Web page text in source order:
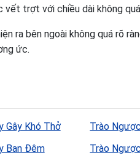
trợt với chiều dài không
ra bên ngoài không quá rõ
ức.
Gây Khó Thở
Ban Đêm
Trào
Trào